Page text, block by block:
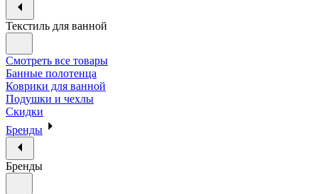
Текстиль для ванной
Смотреть все товары
Банные полотенца
Коврики для ванной
Подушки и чехлы
Скидки
Бренды
Бренды